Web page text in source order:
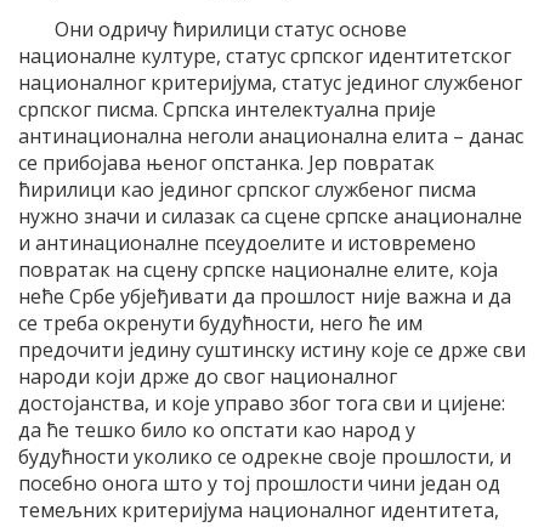
Они одричу ћирилици статус основе
националне културе, статус српског идентитетског
националног критеријума, статус јединог службеног
српског писма. Српска интелектуална прије
антинационална неголи анационална елита – данас
се прибојава њеног опстанка. Јер повратак
ћирилици као јединог српског службеног писма
нужно значи и силазак са сцене српске анационалне
и антинационалне псеудоелите и истовремено
повратак на сцену српске националне елите, која
неће Србе убјеђивати да прошлост није важна и да
се треба окренути будућности, него ће им
предочити једину суштинску истину које се држе сви
народи који држе до свог националног
достојанства, и које управо због тога сви и цијене:
да ће тешко било ко опстати као народ у
будућности уколико се одрекне своје прошлости, и
посебно онога што у тој прошлости чини један од
темељних критеријума националног идентитета,